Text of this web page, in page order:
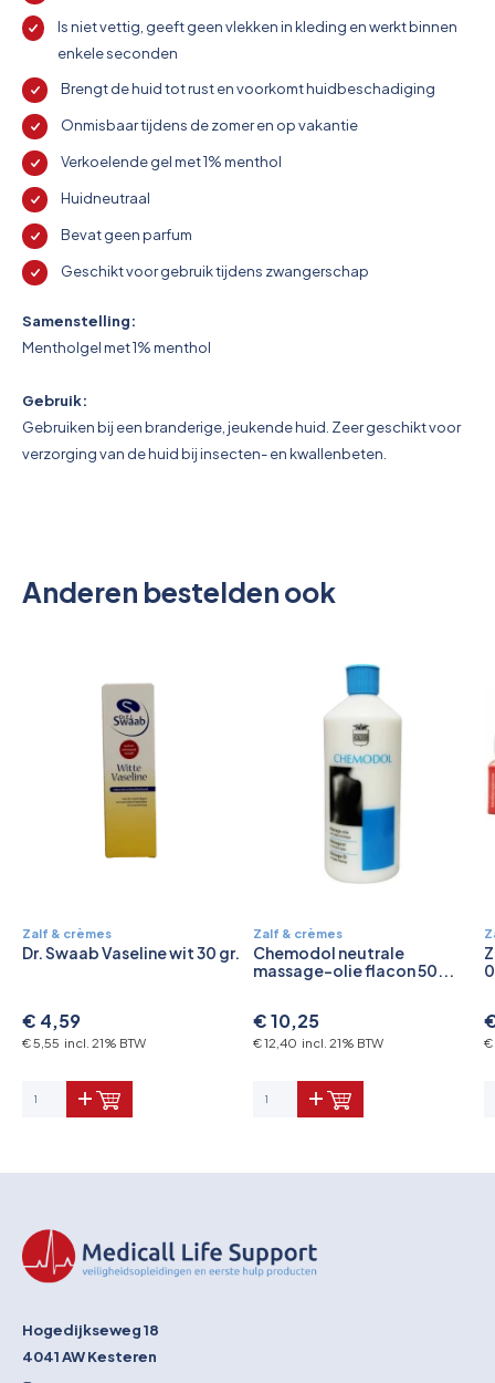
Is niet vettig, geeft geen vlekken in kleding en werkt binnen
enkele seconden
Brengt de huid tot rust en voorkomt huidbeschadiging
Onmisbaar tijdens de zomer en op vakantie
Verkoelende gel met 1% menthol
Huidneutraal
Bevat geen parfum
Geschikt voor gebruik tijdens zwangerschap
Samenstelling:
Mentholgel met 1% menthol
Gebruik:
Gebruiken bij een branderige, jeukende huid. Zeer geschikt voor
verzorging van de huid bij insecten- en kwallenbeten.
Anderen bestelden ook
Zalf & crèmes
Dr. Swaab Vaseline wit 30 gr.
€ 4,59
€ 5,55 incl. 21% BTW
Zalf & crèmes
Chemodol neutrale
massage-olie flacon 50...
€ 10,25
€ 12,40 incl. 21% BTW €
Hogedijkseweg 18
4041 AWKesteren